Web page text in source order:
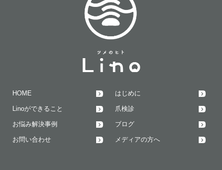
HOME はじめに
Linoができること 爪検診
お悩み解決事例 ブログ
お問い合わせ メディアの方へ